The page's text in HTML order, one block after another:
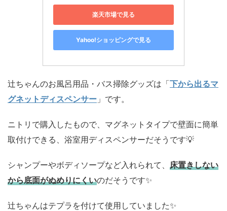
楽天市場で見る
Yahoo!ショッピングで見る
辻ちゃんのお風呂用品・バス掃除グッズは「下から出るマ
グネットディスペンサー 」です。
ニトリで購入したもので、マグネットタイプで壁面に簡単
取付けできる、浴室用ディスペンサーだそうです💡
シャンプーやボディソープなど入れられて、 床置きしない
から底面がぬめりにくいのだそうです✨
辻ちゃんはテプラを付けて使用していました✨